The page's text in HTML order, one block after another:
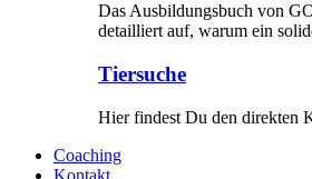
Das Ausbildungsbuch von
detailliert auf, warum ein
Tiersuche
Hier findest Du den direkten
Coaching
Kontakt